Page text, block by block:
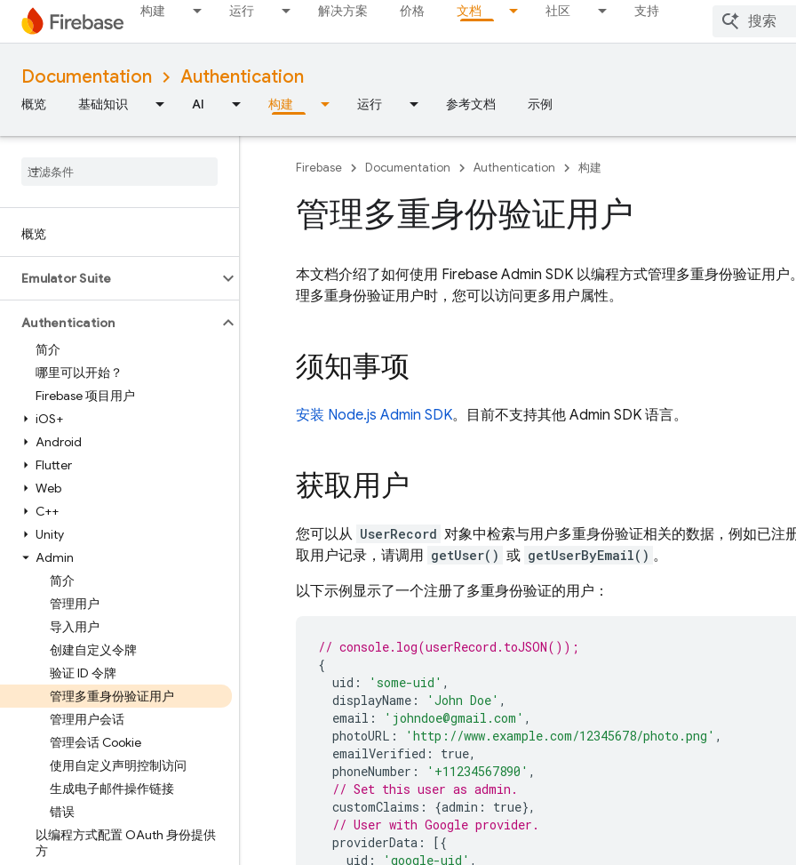
构建 运行 解决方案 价格 文档 社区 支持
Documentation Authentication
概览 基础知识 AI 构建 运行 参考文档 示例
概览
Emulator Suite
Authentication
简介
哪里可以开始？
Firebase 项目用户
iOS+
Android
Flutter
Web
C++
Unity
Admin
简介
管理用户
导入用户
创建自定义令牌
验证 ID 令牌
管理多重身份验证用户
管理用户会话
管理会话 Cookie
使用自定义声明控制访问
生成电子邮件操作链接
错误
以编程方式配置 OAuth 身份提供
方
Firebase Documentation Authentication 构建
管理多重身份验证用户
本文档介绍了如何使用 Firebase Admin SDK 以编程方式管理多重身份验证用户
理多重身份验证用户时，您可以访问更多用户属性。
须知事项
安装 Node.js Admin SDK。目前不支持其他 Admin SDK 语言。
获取用户
您可以从 UserRecord 对象中检索与用户多重身份验证相关的数据，例如已注
取用户记录，请调用 getUser() 或 getUserByEmail() 。
以下示例显示了一个注册了多重身份验证的用户：
// console.log(userRecord.toJSON());
{
uid : 'some-uid' ,
displayName : 'John Doe' ,
email : 'johndoe@gmail.com' ,
photoURL : 'http://www.example.com/12345678/photo.png' ,
emailVerified : true,
phoneNumber : '+11234567890' ,
// Set this user as admin.
customClaims : {admin : true},
// User with Google provider.
providerData :
[{
uid : 'google-uid' ,